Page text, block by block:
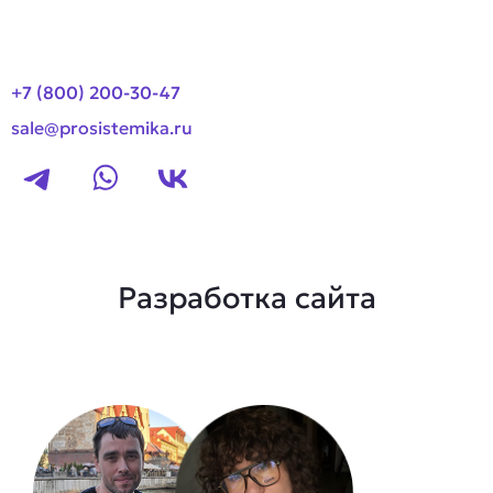
+7 (800) 200-30-47
sale@prosistemika.ru
Разработка сайта